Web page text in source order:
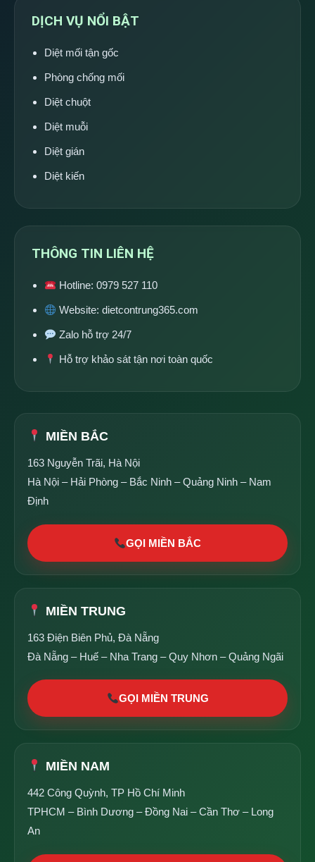
DỊCH VỤ NỔI BẬT
Diệt mối tận gốc
Phòng chống mối
Diệt chuột
Diệt muỗi
Diệt gián
Diệt kiến
THÔNG TIN LIÊN HỆ
Hotline:0979 527 110
Website:dietcontrung365.com
Zalo hỗ trợ 24/7
Hỗ trợ khảo sát tận nơi toàn quốc
MIỀN BẮC
163 Nguyễn Trãi, Hà Nội
Hà Nội – Hải Phòng – Bắc Ninh – Quảng Ninh – Nam
Định
GỌI MIỀN BẮC
MIỀN TRUNG
163 Điện Biên Phủ, Đà Nẵng
Đà Nẵng – Huế – Nha Trang – Quy Nhơn – Quảng Ngãi
GỌI MIỀN TRUNG
MIỀN NAM
442 Công Quỳnh, TP Hồ Chí Minh
TPHCM – Bình Dương – Đồng Nai – Cần Thơ – Long
An